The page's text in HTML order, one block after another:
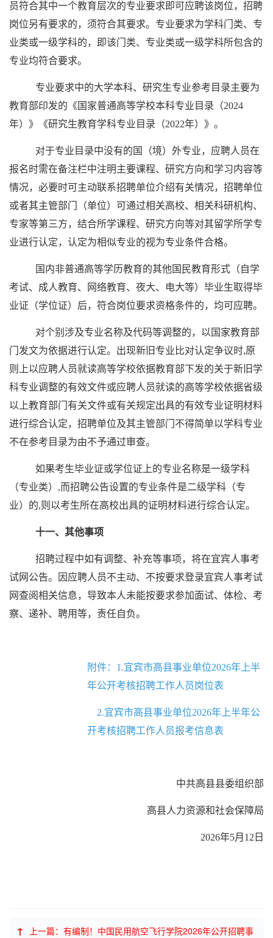
员符合其中一个教育层次的专业要求即可应聘该岗位，招聘
岗位另有要求的，须符合其要求。专业要求为学科门类、专
业类或一级学科的，即该门类、专业类或一级学科所包含的
专业均符合要求。
专业要求中的大学本科、研究生专业参考目录主要为
教育部印发的《国家普通高等学校本科专业目录（2024
年）》《研究生教育学科专业目录（2022年）》。
对于专业目录中没有的国（境）外专业，应聘人员在
报名时需在备注栏中注明主要课程、研究方向和学习内容等
情况，必要时可主动联系招聘单位介绍有关情况，招聘单位
或者其主管部门（单位）可通过相关高校、相关科研机构、
专家等第三方，结合所学课程、研究方向等对其留学所学专
业进行认定，认定为相似专业的视为专业条件合格。
国内非普通高等学历教育的其他国民教育形式（自学
考试、成人教育、网络教育、夜大、电大等）毕业生取得毕
业证（学位证）后，符合岗位要求资格条件的，均可应聘。
对个别涉及专业名称及代码等调整的，以国家教育部
门发文为依据进行认定。出现新旧专业比对认定争议时,原
则上以应聘人员就读高等学校依据教育部下发的关于新旧学
科专业调整的有效文件或应聘人员就读的高等学校依据省级
以上教育部门有关文件或有关规定出具的有效专业证明材料
进行综合认定，招聘单位及其主管部门不得简单以学科专业
不在参考目录为由不予通过审查。
如果考生毕业证或学位证上的专业名称是一级学科
（专业类）,而招聘公告设置的专业条件是二级学科（专
业）的,则以考生所在高校出具的证明材料进行综合认定。
十一、其他事项
招聘过程中如有调整、补充等事项，将在宜宾人事考
试网公告。因应聘人员不主动、不按要求登录宜宾人事考试
网查阅相关信息，导致本人未能按要求参加面试、体检、考
察、递补、聘用等，责任自负。
附件：1.宜宾市高县事业单位2026年上半
年公开考核招聘工作人员岗位表
2.宜宾市高县事业单位2026年上半年公
开考核招聘工作人员报考信息表
中共高县县委组织部
高县人力资源和社会保障局
2026年5月12日
↑
上一篇：有编制！中国民用航空飞行学院2026年公开招聘事